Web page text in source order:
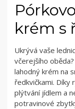
krém s
Ukrývá vaše
včerejšího
lahodný krém na
ředkvičkami. Díky
plýtvání jídlem a
potravinové